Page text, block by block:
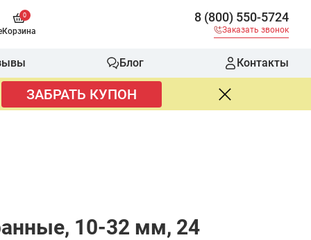
0
Корзина
8 (800) 550-5724
Заказать звонок
Блог Контакты
ЗАБРАТЬ КУПОН
10-32 мм, 24